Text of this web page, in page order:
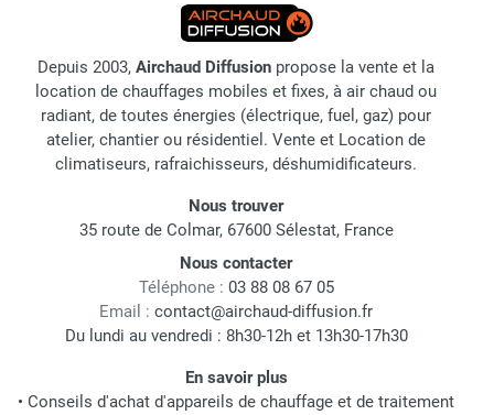
Depuis 2003, Airchaud Diffusion propose la vente et la
location de chauffages mobiles et fixes, à air chaud ou
radiant, de toutes énergies (électrique, fuel, gaz) pour
atelier, chantier ou résidentiel. Vente et Location de
climatiseurs, rafraichisseurs, déshumidificateurs.
Nous trouver
35 route de Colmar, 67600 Sélestat, France
Nous contacter
Téléphone : 03 88 08 67 05
Email : contact@airchaud-diffusion.fr
Du lundi au vendredi : 8h30-12h et 13h30-17h30
En savoir plus
• Conseils d'achat d'appareils de chauffage et de traitement